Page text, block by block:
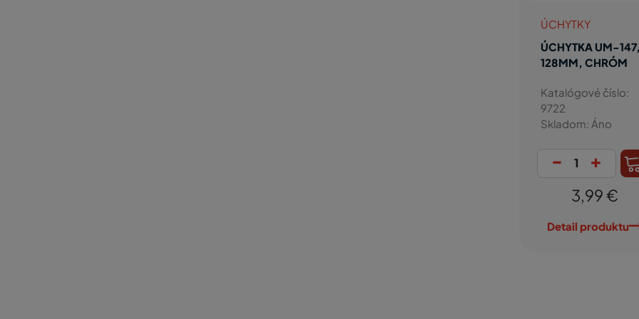
ÚCHYTKY
ÚCHYTKA UM-
128MM, CHRÓM
Katalógové číslo:
9722
Skladom: Áno
- +
3,99 €
Detail produktu